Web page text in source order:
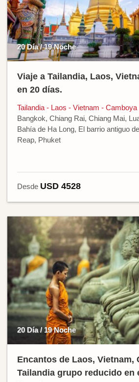
20 Día / 19 Noche
Viaje a Tailandia, Laos,
en 20 días.
Tailandia - Laos - Vietnam - Camboya
Bangkok, Chiang Rai, Chiang Mai,
Bahía de Ha Long, El barrio antiguo
Reap, Phuket
Desde USD 4528
20 Día / 19 Noche
Encantos de Laos, Vietnam,
Tailandia grupo reducido en